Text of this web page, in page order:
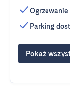
Ogrzewanie
Parking
Pokaż